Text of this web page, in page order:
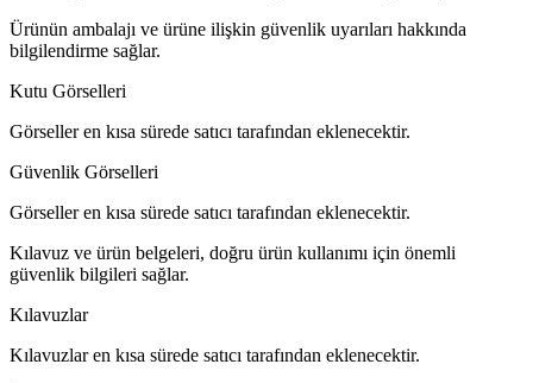
Ürünün ambalajı ve ürüne ilişkin güvenlik uyarıları hakkında
bilgilendirme sağlar.
Kutu Görselleri
Görseller en kısa sürede satıcı tarafından eklenecektir.
Güvenlik Görselleri
Görseller en kısa sürede satıcı tarafından eklenecektir.
Kılavuz ve ürün belgeleri, doğru ürün kullanımı için önemli
güvenlik bilgileri sağlar.
Kılavuzlar
Kılavuzlar en kısa sürede satıcı tarafından eklenecektir.